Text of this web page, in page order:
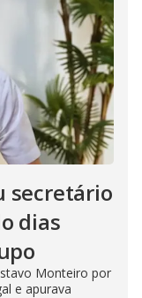
secretário
dias
Monteiro por
e apurava